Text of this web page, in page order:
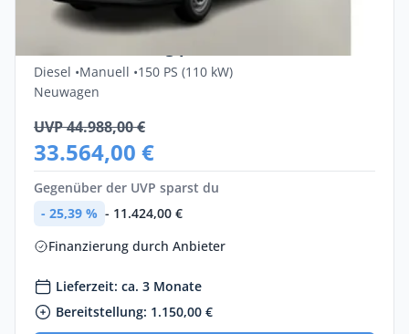
Renault Trafic Komfort L2H2 3,0t Blue dCi
Diesel •Manuell •150 PS (110 kW)
Neuwagen
UVP 44.988,00 €
33.564,00 €
Gegenüber der UVP sparst du
- 25,39 % - 11.424,00 €
Finanzierung durch Anbieter
Lieferzeit: ca. 3 Monate
Bereitstellung: 1.150,00 €